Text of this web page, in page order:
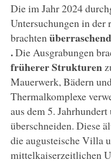
Die im Jahr 2024
Untersuchungen in
brachten
.Die Ausgrabungen
früherer Strukturen
Mauerwerk, Bädern
Thermalkomplexe
aus dem 5.
überschneiden. Diese
die augusteische Villa
mittelkaiserzeitlichen